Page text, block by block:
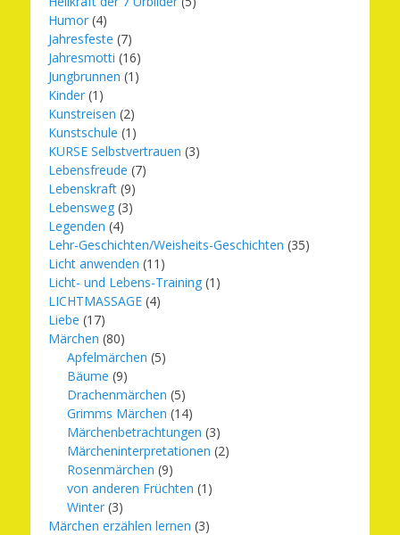
Humor (4)
Jahresfeste (7)
Jahresmotti (16)
Jungbrunnen (1)
Kinder (1)
Kunstreisen (2)
Kunstschule (1)
KURSE Selbstvertrauen (3)
Lebensfreude (7)
Lebenskraft (9)
Lebensweg (3)
Legenden (4)
Lehr-Geschichten/Weisheits-Geschichten (35)
Licht anwenden (11)
Licht- und Lebens-Training (1)
LICHTMASSAGE (4)
Liebe (17)
Märchen (80)
Apfelmärchen (5)
Bäume (9)
Drachenmärchen (5)
Grimms Märchen (14)
Märchenbetrachtungen (3)
Märcheninterpretationen (2)
Rosenmärchen (9)
von anderen Früchten (1)
Winter (3)
Märchen erzählen lernen (3)